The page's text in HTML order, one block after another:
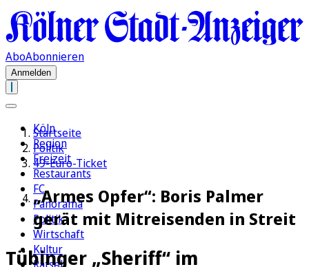
AboAbonnieren
Anmelden
Köln
Region
Freizeit
Restaurants
FC
Panorama
Politik
Wirtschaft
Kultur
Startseite
Politik
49-Euro-Ticket
„Armes Opfer“: Boris Palmer
gerät mit Mitreisenden in Streit
Tübinger „Sheriff“ im